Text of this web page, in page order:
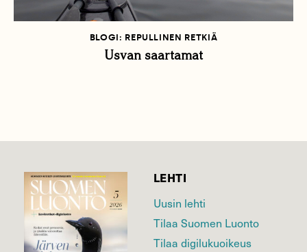
BLOGI: REPULLINEN RETKIÄ
Usvan saartamat
LEHTI
Uusin lehti
Tilaa Suomen Luonto
Tilaa digilukuoikeus